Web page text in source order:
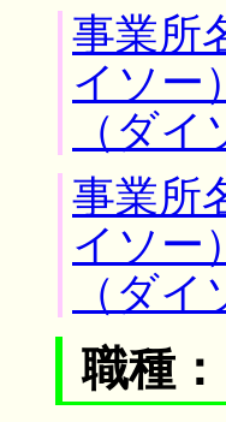
事業所
イソー
（ダ
事業所
イソー
（ダ
職種